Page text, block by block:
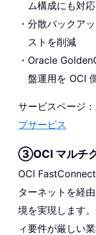
ム構成にも対応
分散バックア
ストを削減
Oracle
盤運用を OCI
サービスページ：
プサービス
③OCI マルチ
OCI
ターネットを経
境を実現します
ィ要件が厳しい